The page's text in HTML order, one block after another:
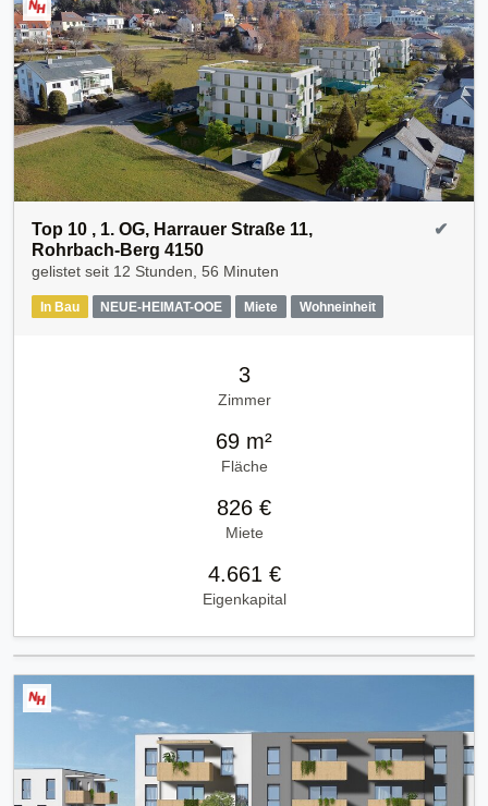
Top 10 , 1. OG, Harrauer Straße 11,
Rohrbach-Berg 4150
gelistet seit 12 Stunden, 56 Minuten
In Bau NEUE-HEIMAT-OOE Miete Wohneinheit
✔
3
Zimmer
69 m²
Fläche
826 €
Miete
4.661 €
Eigenkapital